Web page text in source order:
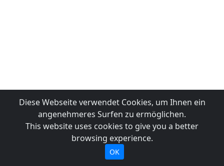
Diese Webseite verwendet Cookies, um Ihnen ein
angenehmeres Surfen zu ermöglichen.
This website uses cookies to give you a better
browsing experience.
OK